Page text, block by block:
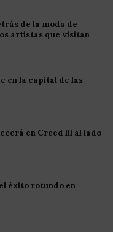
de la moda de
artistas que visitan
en la capital de las
en Creed lll al lado
éxito rotundo en